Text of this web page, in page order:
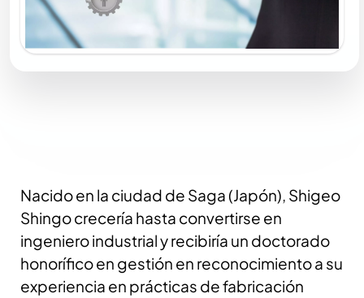
Nacido en la ciudad de Saga (Japón), Shigeo
Shingo crecería hasta convertirse en
ingeniero industrial y recibiría un doctorado
honorífico en gestión en reconocimiento a su
experiencia en prácticas de fabricación